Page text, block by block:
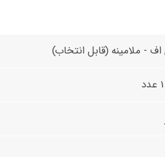
- ملامینه (قابل انتخاب)